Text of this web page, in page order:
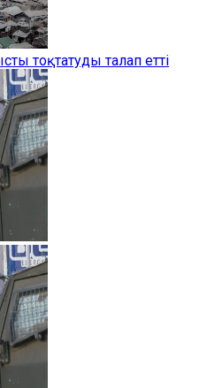
тоқтатуды талап етті